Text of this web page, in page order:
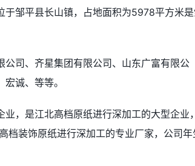
于邹平县长山镇，占地面积为5978平方米
司、齐星集团有限公司、山东广富有限公
诚、等等。
，是江北高档原纸进行深加工的大型企业，
档装饰原纸进行深加工的专业厂家，公司年